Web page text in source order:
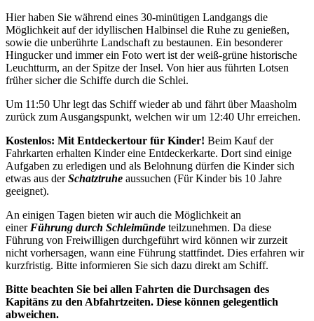
Hier haben Sie während eines 30-minütigen Landgangs die
Möglichkeit auf der idyllischen Halbinsel die Ruhe zu genießen,
sowie die unberührte Landschaft zu bestaunen. Ein besonderer
Hingucker und immer ein Foto wert ist der weiß-grüne historische
Leuchtturm, an der Spitze der Insel. Von hier aus führten Lotsen
früher sicher die Schiffe durch die Schlei.
Um 11:50 Uhr legt das Schiff wieder ab und fährt über Maasholm
zurück zum Ausgangspunkt, welchen wir um 12:40 Uhr erreichen.
Kostenlos: Mit Entdeckertour für Kinder! Beim Kauf der
Fahrkarten erhalten Kinder eine Entdeckerkarte. Dort sind einige
Aufgaben zu erledigen und als Belohnung dürfen die Kinder sich
etwas aus derSchatztruhe aussuchen (Für Kinder bis 10 Jahre
geeignet).
An einigen Tagen bieten wir auch die Möglichkeit an
einer Führung durch Schleimünde teilzunehmen. Da diese
Führung von Freiwilligen durchgeführt wird können wir zurzeit
nicht vorhersagen, wann eine Führung stattfindet. Dies erfahren wir
kurzfristig. Bitte informieren Sie sich dazu direkt am Schiff.
Bitte beachten Sie bei allen Fahrten die Durchsagen des
Kapitäns zu den Abfahrtzeiten. Diese können gelegentlich
abweichen.